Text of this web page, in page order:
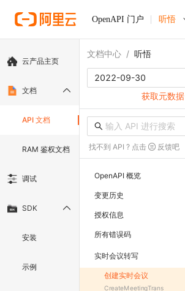
OpenAPI 门户 听悟
云产品主页
文档
API 文档
RAM 鉴权文档
调试
SDK
安装
示例
文档中心 / 听悟
2022-09-30
获取元数据
找不到 API ? 点击 反馈吧
OpenAPI 概览
变更历史
授权信息
所有错误码
实时会议转写
创建实时会议
CreateMeetingTrans